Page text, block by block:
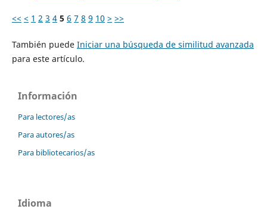
<< < 1 2 3 4 5 6 7 8 9 10 > >>
También puede Iniciar una búsqueda de similitud avanzada
para este artículo.
Información
Para lectores/as
Para autores/as
Para bibliotecarios/as
Idioma